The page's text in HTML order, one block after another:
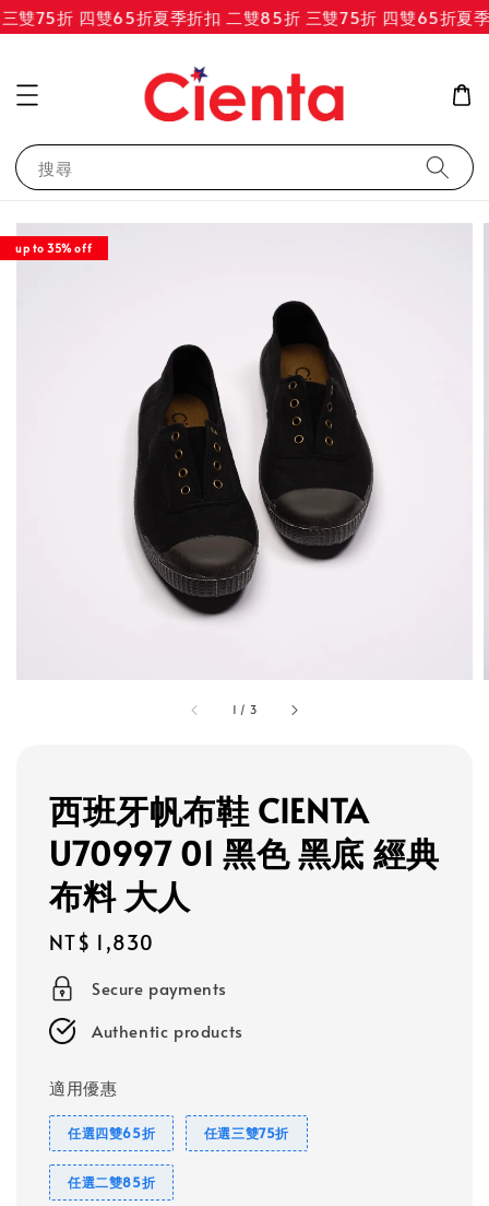
雙75折 四雙65折夏季折扣 二雙85折 三雙75折 四雙65折夏季
搜尋
1 / 3
up to 35% off
西班牙帆布鞋 CIENTA
U70997 01 黑色 黑底 經典
布料 大人
Regular
price
NT$ 1,830
Secure payments
Authentic products
適用優惠
任選四雙65折 任選三雙75折
任選二雙85折